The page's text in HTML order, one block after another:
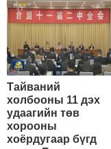
Тайваний
холбооны 11 дэх
удаагийн төв
хорооны
хоёрдугаар бүгд